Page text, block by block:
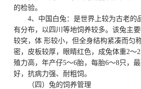
的检验。
4、中国白兔：是世界上较为古老的
有分布，以四川等地饲养较多。该兔主
较突，体 形较小，但全身结构紧凑而匀
密，皮板较厚，眼睛红色，成兔体重2～
殖力高，年产仔5～6胎，每胎6～8只，
好，抗病力强、耐粗饲。
（四）兔的饲养管理